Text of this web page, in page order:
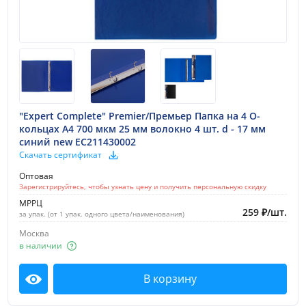
Универсальные аксессуары, как для
транспортировки, так и для долгосрочного хранения
документов.
Изготавливаются из плотного пластика с
хромированными механизмами и фурнитурой, не
подверженными коррозии. Во всех изделиях
предусмотрена система маркировки на корешке, что
обеспечивает удобство систематизации документов
и быстрый поиск. Выпускаются в широкой гамме
цветов и в различных вариантах исполнения.
• Папки с вкладышами
• Папки пластиковые на резинке
• Папки на двух и четырех кольцах
• Папки с металлическим прижимом
• Папки-уголки
• Планшеты с зажимом
"Expert Complete" Premier/Премьер Папка на 4 О-
кольцах A4 700 мкм 25 мм волокно 4 шт. d - 17 мм
синий new EC211430002
Скачать сертификат
Оптовая
Зарегистрируйтесь, чтобы узнать цену и получить персональную скидку
МРРЦ
за упак. (от 1 упак. одного цвета/наименования) 259 ₽/шт.
Москва
в наличии
Посмотреть В корзину